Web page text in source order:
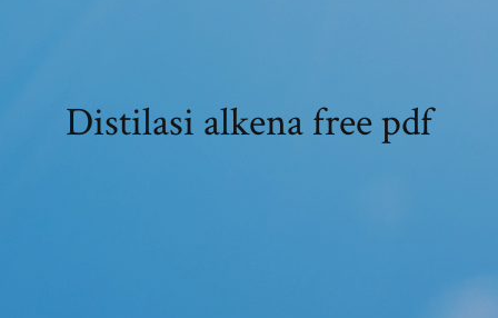
Distilasi alkena free pdf